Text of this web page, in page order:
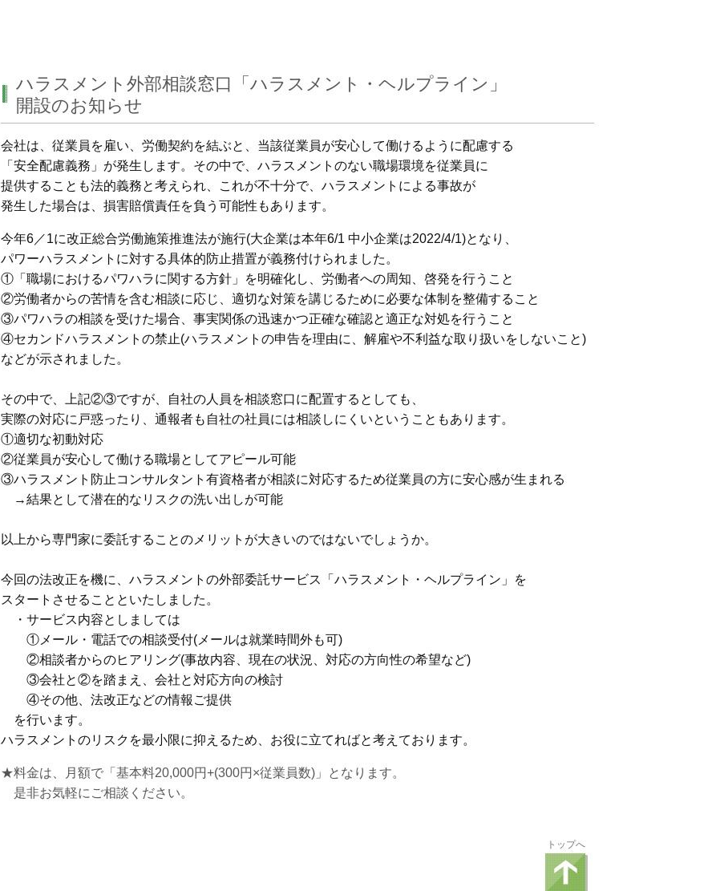
ハラスメント外部相談窓口「ハラスメント・ヘルプライン」
開設のお知らせ
会社は、従業員を雇い、労働契約を結ぶと、当該従業員が安心して働けるように配慮する
「安全配慮義務」が発生します。その中で、ハラスメントのない職場環境を従業員に
提供することも法的義務と考えられ、
これが不十分で、ハラスメントによる事故が
発生した場合は、損害賠償責任を負う可能性もあります。
今年6／1に改正総合労働施策推進法が施行(大企業は本年6/1 中小企業は2022/4/1)となり、
パワーハラスメントに対する具体的防止措置が義務付けられました。
①「職場におけるパワハラに関する方針」を明確化し、労働者への周知、啓発を行うこと
②労働者からの苦情を含む相談に応じ、適切な対策を講じるために必要な体制を整備すること
③パワハラの相談を受けた場合、事実関係の迅速かつ正確な確認と適正な対処を行うこと
④セカンドハラスメントの禁止(ハラスメントの申告を理由に、解雇や不利益な取り扱いをしないこと)
などが示されました。
その中で、上記②③ですが、自社の人員を相談窓口に配置するとしても、
実際の対応に戸惑ったり、通報者も自社の社員には相談しにくいということもあります。
①適切な初動対応
②従業員が安心して働ける職場としてアピール可能
③ハラスメント防止コンサルタント有資格者が相談に対応するため従業員の方に安心感が生まれる
→結果として潜在的なリスクの洗い出しが可能
以上から専門家に委託することのメリットが大きいのではないでしょうか。
今回の法改正を機に、ハラスメントの外部委託サービス「ハラスメント・ヘルプライン」を
スタートさせることといたしました。
・サービス内容としましては
①メール・電話での相談受付(メールは就業時間外も可)
②相談者からのヒアリング(事故内容、現在の状況、対応の方向性の希望など)
③会社と②を踏まえ、会社と対応方向の検討
④その他、法改正などの情報ご提供
を行います。
ハラスメントのリスクを最小限に抑えるため、お役に立てればと考えております。
★料金は、月額で「基本料20,000円+(300円×従業員数)」となります。
是非お気軽にご相談ください。
トップへ